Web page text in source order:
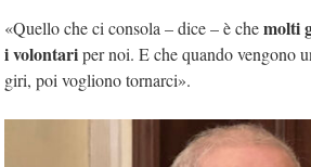
«Quello che ci consola – dice – è chemolti
i volontariper noi. E che quando vengono
giri, poi vogliono tornarci».